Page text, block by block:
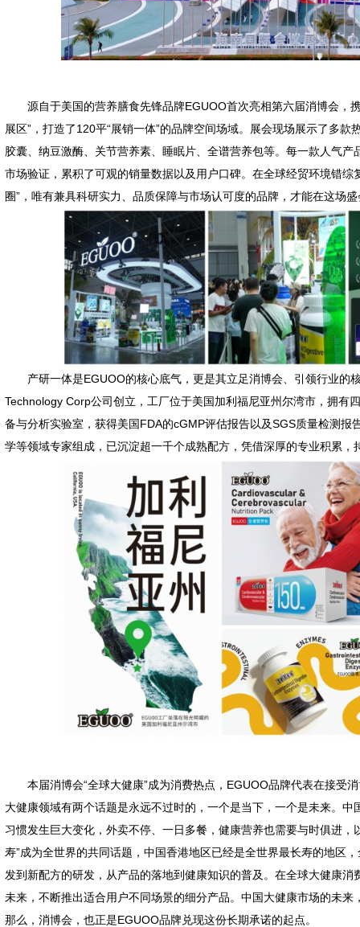
源自于美国的营养膳食先锋品牌EGUOO首次亮相第六届消博会，
展区”，打造了120平“展销一体”的品牌空间场域。展会现场展示了多
胶囊、纳豆激酶、关节营养素、睡眠片、全谱营养包等。每一款人气
市场验证，累积了可观的销量数据以及用户口碑。在全球经贸环境错综
圈”，唯有兼具科研实力、品质保障与市场认可度的品牌，才能在这场
产研一体是EGUOO的核心底气，更是其立足消博会、引领行业的
Technology Corp公司创立，工厂位于美国加利福尼亚州尔湾市，拥有
备与分析实验室，获得美国FDA的cGMP评估报告以及SGS质量检测
学等领域专家组成，已沉淀超一千个成熟配方，凭借深厚的专业积累
本届消博会“全球大健康”成为消费热点，EGUOO品牌代表在接受
大健康领域有两个话题是永远不过时的，一个是当下，一个是未来。
习惯发生巨大变化，外卖不停、一日多餐，健康营养也需要与时俱进
寿”成为全世界的共同话题，中国香港地区已经是全世界最长寿的地区
发到新配方的研发，从产品的落地到健康知识的普及。在全球大健康
未来，不断推出适合用户不同场景的细分产品。中国大健康市场的未
那么，消博会，也正是EGUOO品牌兑现这份长期承诺的起点。